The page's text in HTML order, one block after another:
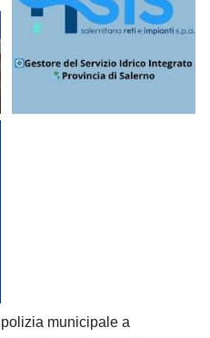
municipale a